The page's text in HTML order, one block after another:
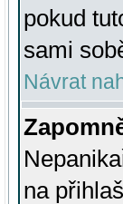
pokud
sami
Návrat
na